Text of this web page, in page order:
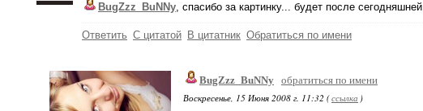
BugZzz_BuNNy, спасибо за картинку... будет после сегодняшней
Ответить С цитатой В цитатник Обратиться по имени
BugZzz_BuNNy обратиться по имени
Воскресенье, 15 Июня 2008 г. 11:32 (ссылка )